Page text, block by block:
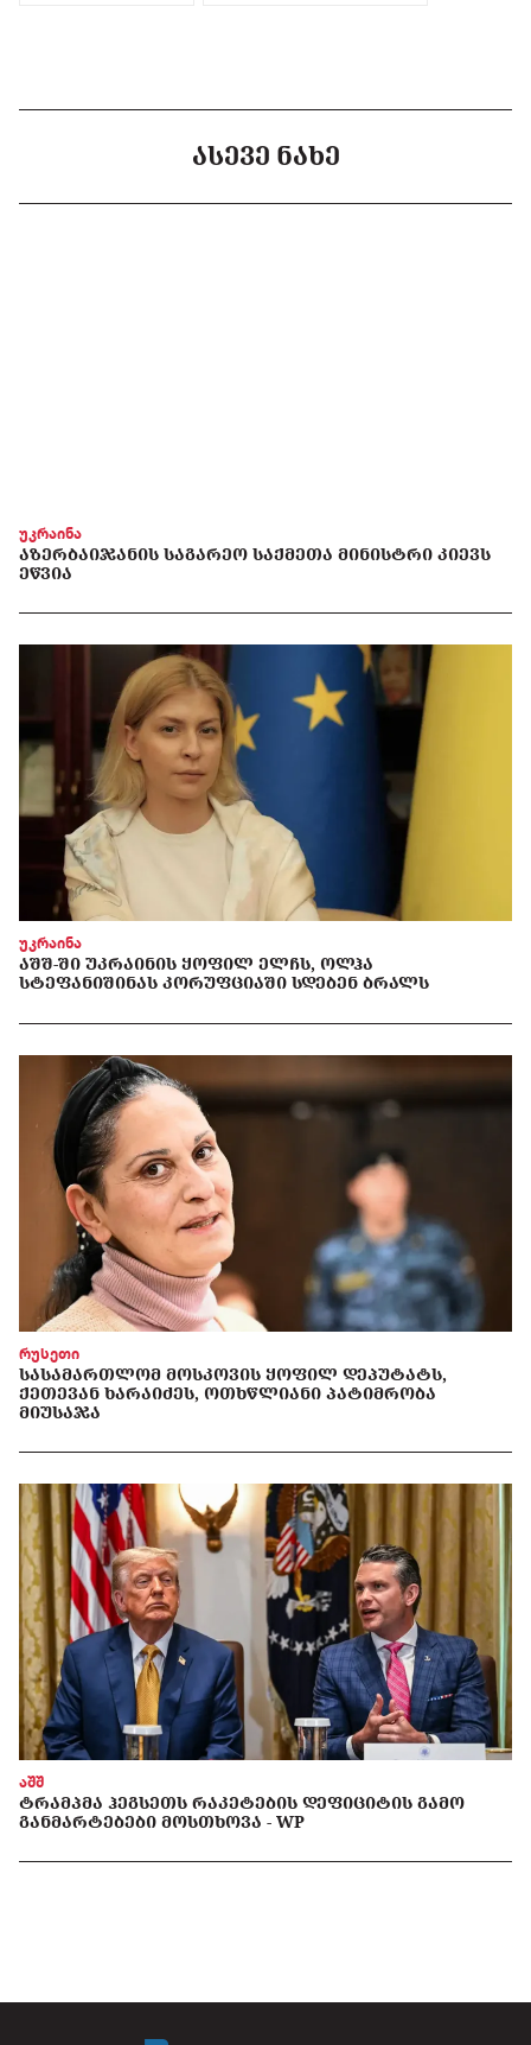
ᲐᲡᲔᲕᲔ ᲜᲐᲮᲔ
უკრაინა
ᲐᲖᲔᲠᲑᲐᲘᲯᲐᲜᲘᲡ ᲡᲐᲒᲐᲠᲔᲝ ᲡᲐᲥᲛᲔᲗᲐ ᲛᲘᲜᲘᲡᲢᲠᲘ ᲙᲘᲔᲕᲡ
ᲔᲬᲕᲘᲐ
უკრაინა
ᲐᲨᲨ-ᲨᲘ ᲣᲙᲠᲐᲘᲜᲘᲡ ᲧᲝᲤᲘᲚ ᲔᲚᲩᲡ, ᲝᲚᲰᲐ
ᲡᲢᲔᲤᲐᲜᲘᲨᲘᲜᲐᲡ ᲙᲝᲠᲣᲤᲪᲘᲐᲨᲘ ᲡᲓᲔᲑᲔᲜ ᲑᲠᲐᲚᲡ
რუსეთი
ᲡᲐᲡᲐᲛᲐᲠᲗᲚᲝᲛ ᲛᲝᲡᲙᲝᲕᲘᲡ ᲧᲝᲤᲘᲚ ᲓᲔᲞᲣᲢᲐᲢᲡ,
ᲥᲔᲗᲔᲕᲐᲜ ᲮᲐᲠᲐᲘᲫᲔᲡ, ᲝᲗᲮᲬᲚᲘᲐᲜᲘ ᲞᲐᲢᲘᲛᲠᲝᲑᲐ
ᲛᲘᲣᲡᲐᲯᲐ
აშშ
ᲢᲠᲐᲛᲞᲛᲐ ᲰᲔᲒᲡᲔᲗᲡ ᲠᲐᲙᲔᲢᲔᲑᲘᲡ ᲓᲔᲤᲘᲪᲘᲢᲘᲡ ᲒᲐᲛᲝ
ᲒᲐᲜᲛᲐᲠᲢᲔᲑᲔᲑᲘ ᲛᲝᲡᲗᲮᲝᲕᲐ - WP